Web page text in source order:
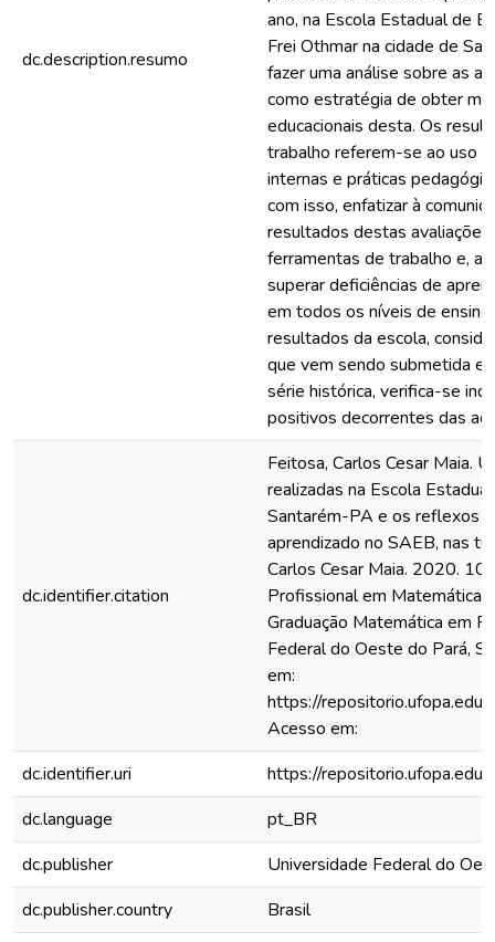
dc.description.resumo
ano, na Escola Estadual de
Frei Othmar na cidade de
fazer uma análise sobre as
como estratégia de obter
educacionais desta. Os
trabalho referem-se ao uso
internas e práticas
com isso, enfatizar à
resultados destas
ferramentas de trabalho e,
superar deficiências de
em todos os níveis de
resultados da escola,
que vem sendo submetida e
série histórica, verifica-se
positivos decorrentes das
dc.identifier.citation
Feitosa, Carlos Cesar Maia.
realizadas na Escola
Santarém-PA e os reflexos
aprendizado no SAEB, nas
Carlos Cesar Maia. 2020.
Profissional em
Graduação Matemática em
Federal do Oeste do Pará,
em:
https://
Acesso em:
dc.identifier.uri
https://
dc.language
pt_BR
dc.publisher
Universidade Federal do
dc.publisher.country
Brasil